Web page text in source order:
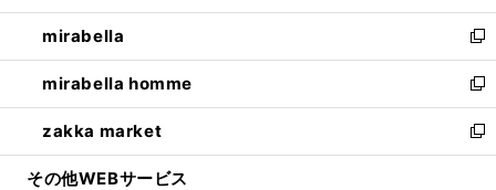
開
く
ウ
で
開
く
ン
ド
ウ
で
開
く
ウ
ィ
ン
ド
ウ
で
開
し
い
ウ
ィ
ン
ド
ウ
mirabella
新
し
い
ウ
ィ
ン
mirabella homme
新
し
い
ウ
zakka market
新
し
その他WEBサービス